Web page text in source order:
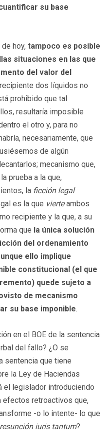
su base
hoy, tampoco es posible
situaciones en las que
del valor del
dos líquidos no
prohibido que tal
resultaría imposible
el otro y, para no
necesariamente, que
de algún
mecanismo que,
prueba a la que,
la ficción legal
es la que vierteambos
recipiente y la que, a su
que la única solución
del ordenamiento
ello implique
constitucional (el que
quede sujeto a
de mecanismo
su base imponible.
en el BOE de la sentencia
del fallo? ¿O se
sentencia que tiene
la Ley de Haciendas
el legislador introduciendo
efectos retroactivos que,
-o lo intente- lo que
iuris tantum?